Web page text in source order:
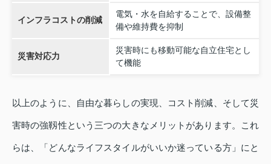
インフラコストの削減
電気・水を自給することで、設備整
備や維持費を抑制
災害対応力
災害時にも移動可能な自立住宅とし
て機能
以上のように、自由な暮らしの実現、コスト削減、そして災
害時の強靱性という三つの大きなメリットがあります。これ
らは、「どんなライフスタイルがいいか迷っている方」にと